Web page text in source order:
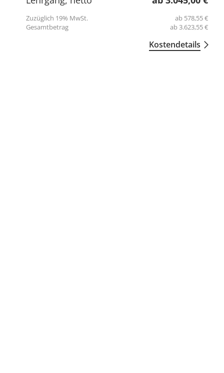
Zuzüglich 19% MwSt.
578,55 €
Gesamtbetrag
3.623,55 €
Kostendetails